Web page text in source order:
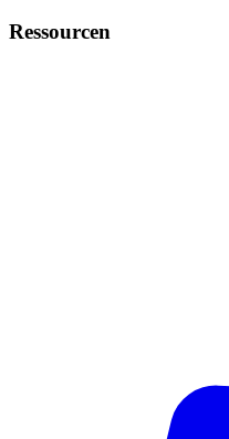
Ressourcen